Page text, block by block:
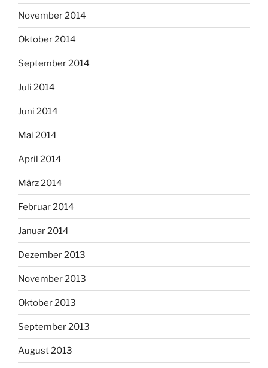
November 2014
Oktober 2014
September 2014
Juli 2014
Juni 2014
Mai 2014
April 2014
März 2014
Februar 2014
Januar 2014
Dezember 2013
November 2013
Oktober 2013
September 2013
August 2013